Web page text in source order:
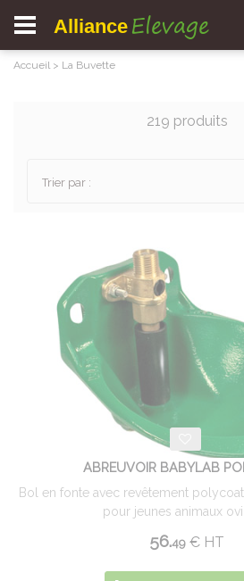
Alliance Elevage
Accueil > La Buvette
219 produits
Trier par :
ABREUVOIR BABYLAB
Bol en fonte avec revêtement
pour jeunes animaux
56.49 € HT